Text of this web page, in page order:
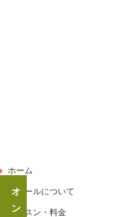
ホーム
スクールについて
レッスン・料金
オ
ン